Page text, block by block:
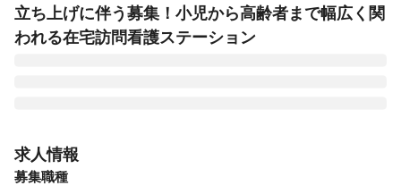
立ち上げに伴う募集！小児から高齢者まで幅広く関
われる在宅訪問看護ステーション
る」をコンセプトとしながら、時代のニーズに敏感に対応し
ていくことに力を入れています。
求人情報
募集職種